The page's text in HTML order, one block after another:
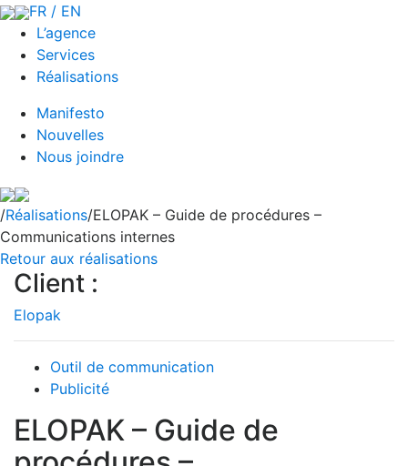
FR / EN
L’agence
Services
Réalisations
Manifesto
Nouvelles
Nous joindre
/Réalisations/ELOPAK – Guide de procédures –
Communications internes
Retour aux réalisations
Client :
Elopak
Outil de communication
Publicité
ELOPAK – Guide de